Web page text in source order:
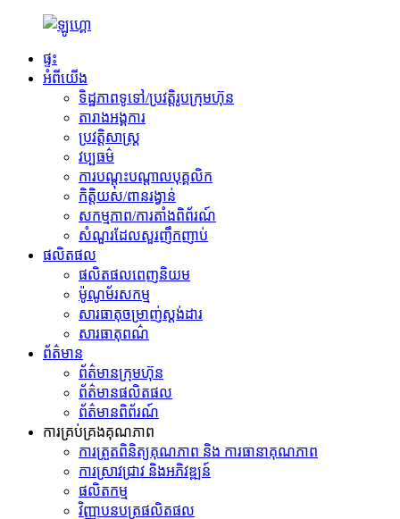
ផ្ទះ
អំពីយើង
ទិដ្ឋភាពទូទៅ/ប្រវត្តិរូបក្រុមហ៊ុន
តារាងអង្គការ
ប្រវត្តិសាស្ត្រ
វប្បធម៌
ការបណ្តុះបណ្តាលបុគ្គលិក
កិត្តិយស/ពានរង្វាន់
សកម្មភាព/ការតាំងពិព័រណ៍
សំណួរដែលសួរញឹកញាប់
ផលិតផល
ផលិតផលពេញនិយម
ម៉ូណូម័រសកម្ម
សារធាតុចម្រាញ់ស្តង់ដារ
សារធាតុពណ៌
ព័ត៌មាន
ព័ត៌មានក្រុមហ៊ុន
ព័ត៌មានផលិតផល
ព័ត៌មានពិព័រណ៍
ការគ្រប់គ្រងគុណភាព
ការត្រួតពិនិត្យគុណភាព និង ការធានាគុណភាព
ការស្រាវជ្រាវ និងអភិវឌ្ឍន៍
ផលិតកម្ម
វិញ្ញាបនបត្រផលិតផល